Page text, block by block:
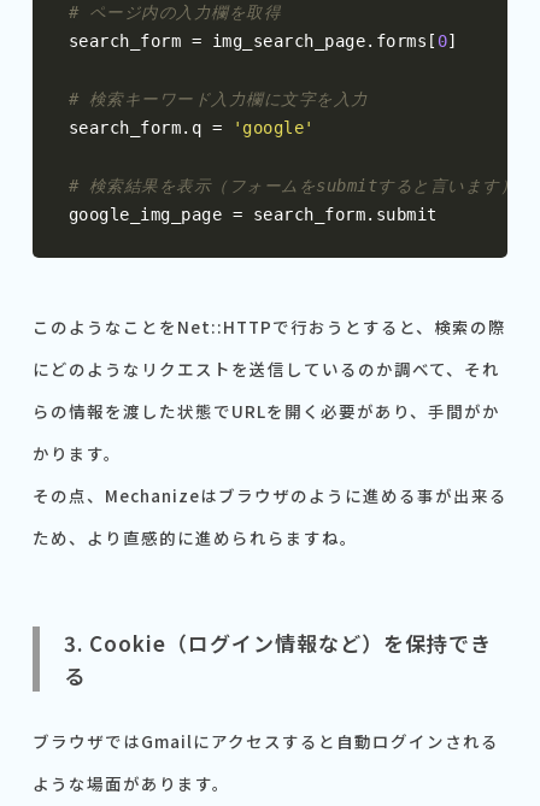
# ページ内の入力欄を取得
search_form = img_search_page. forms [ 0]
# 検索キーワード入力欄に文字を入力
search_form. q = 'google'
# 検索結果を表示（フォームをsubmitすると言います）
google_img_page = search_form. submit
このようなことをNet::HTTPで行おうとすると、検索の際
にどのようなリクエストを送信しているのか調べて、それ
らの情報を渡した状態でURLを開く必要があり、手間がか
かります。
その点、Mechanizeはブラウザのように進める事が出来る
ため、より直感的に進められらますね。
3. Cookie（ログイン情報など）を保持でき
る
ブラウザではGmailにアクセスすると自動ログインされる
ような場面があります。